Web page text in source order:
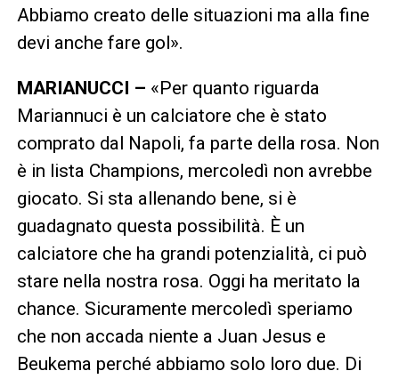
Abbiamo creato delle situazioni ma alla fine
devi anche fare gol».
MARIANUCCI – «Per quanto riguarda
Mariannuci è un calciatore che è stato
comprato dal Napoli, fa parte della rosa. Non
è in lista Champions, mercoledì non avrebbe
giocato. Si sta allenando bene, si è
guadagnato questa possibilità. È un
calciatore che ha grandi potenzialità, ci può
stare nella nostra rosa. Oggi ha meritato la
chance. Sicuramente mercoledì speriamo
che non accada niente a Juan Jesus e
Beukema perché abbiamo solo loro due. Di